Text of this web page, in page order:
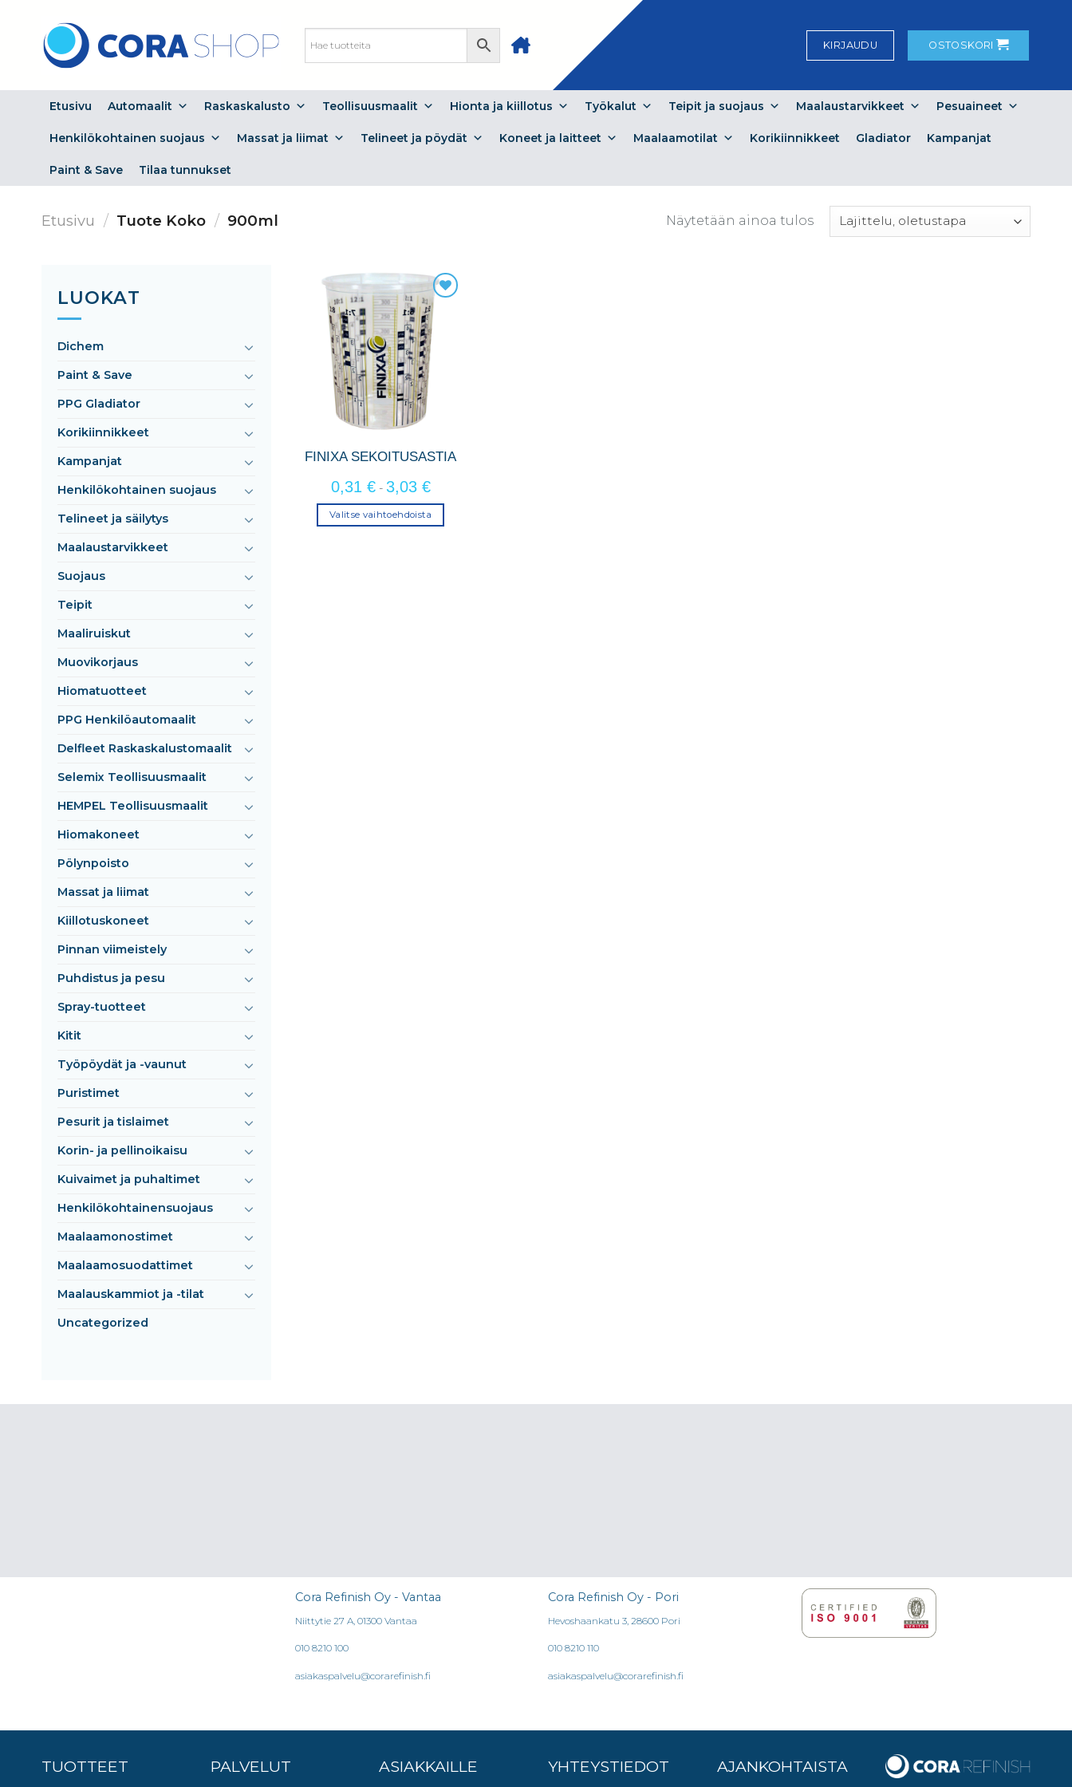
content
KIRJAUDU OSTOSKORI
Etusivu Automaalit Raskaskalusto Teollisuusmaalit Hionta ja kiillotus Työkalut Teipit ja suojaus Maalaustarvikkeet Pesuaineet
Henkilökohtainen suojaus Massat ja liimat Telineet ja pöydät Koneet ja laitteet Maalaamotilat Korikiinnikkeet Gladiator Kampanjat
Paint & Save Tilaa tunnukset
Etusivu / Tuote Koko / 900ml Näytetään ainoa tulos
LUOKAT
Dichem
Paint & Save
PPG Gladiator
Korikiinnikkeet
Kampanjat
Henkilökohtainen suojaus
Telineet ja säilytys
Maalaustarvikkeet
Suojaus
Teipit
Maaliruiskut
Muovikorjaus
Hiomatuotteet
PPG Henkilöautomaalit
Delfleet Raskaskalustomaalit
Selemix Teollisuusmaalit
HEMPEL Teollisuusmaalit
Hiomakoneet
Pölynpoisto
Massat ja liimat
Kiillotuskoneet
Pinnan viimeistely
Puhdistus ja pesu
Spray-tuotteet
Kitit
Työpöydät ja -vaunut
Puristimet
Pesurit ja tislaimet
Korin- ja pellinoikaisu
Kuivaimet ja puhaltimet
Henkilökohtainensuojaus
Maalaamonostimet
Maalaamosuodattimet
Maalauskammiot ja -tilat
Uncategorized
FINIXA SEKOITUSASTIA
0,31 €- 3,03 €
Valitse vaihtoehdoista
Cora Refinish Oy - Vantaa
Niittytie 27 A, 01300 Vantaa
010 8210 100
asiakaspalvelu@corarefinish.fi
Cora Refinish Oy - Pori
Hevoshaankatu 3, 28600 Pori
010 8210 110
asiakaspalvelu@corarefinish.fi
TUOTTEET PALVELUT ASIAKKAILLE YHTEYSTIEDOT AJANKOHTAISTA